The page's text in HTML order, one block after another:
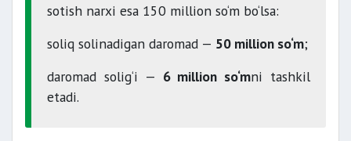
sotish narxi esa 150 million so‘m bo‘lsa:
soliq solinadigan daromad — 50 million so‘m;
daromad solig‘i — 6 million so‘mni tashkil
etadi.